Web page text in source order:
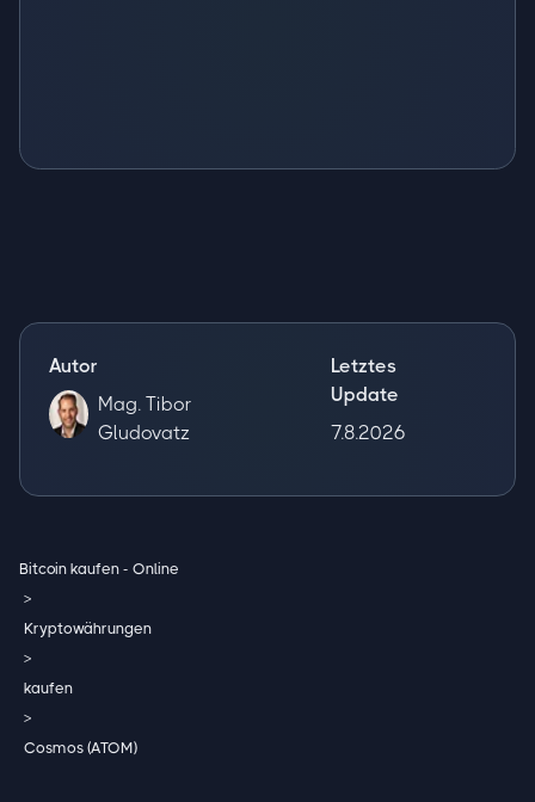
Autor
Mag. Tibor
Gludovatz
Letztes
Update
7.8.2026
Bitcoin kaufen - Online
>
Kryptowährungen
>
kaufen
>
Cosmos (ATOM)